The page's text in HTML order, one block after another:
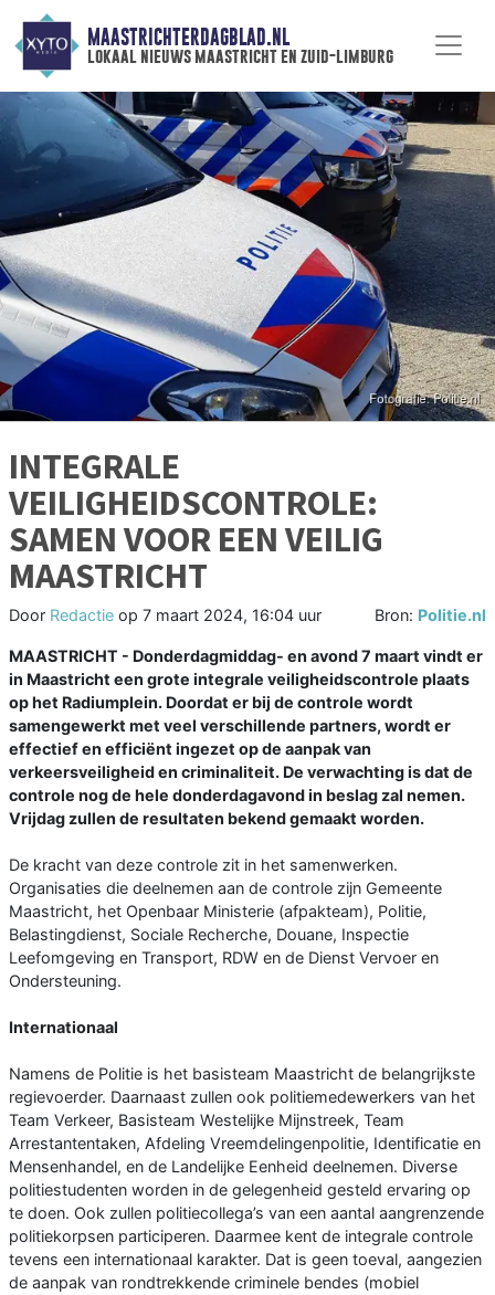
MAASTRICHTERDAGBLAD.NL
lokaal nieuws maastricht en zuid-limburg
INTEGRALE
VEILIGHEIDSCONTROLE:
SAMEN VOOR EEN VEILIG
MAASTRICHT
Door Redactie op 7 maart 2024, 16:04 uur Bron: Politie.nl
MAASTRICHT - Donderdagmiddag- en avond 7 maart vindt er
in Maastricht een grote integrale veiligheidscontrole plaats
op het Radiumplein. Doordat er bij de controle wordt
samengewerkt met veel verschillende partners, wordt er
effectief en efficiënt ingezet op de aanpak van
verkeersveiligheid en criminaliteit. De verwachting is dat de
controle nog de hele donderdagavond in beslag zal nemen.
Vrijdag zullen de resultaten bekend gemaakt worden.
De kracht van deze controle zit in het samenwerken.
Organisaties die deelnemen aan de controle zijn Gemeente
Maastricht, het Openbaar Ministerie (afpakteam), Politie,
Belastingdienst, Sociale Recherche, Douane, Inspectie
Leefomgeving en Transport, RDW en de Dienst Vervoer en
Ondersteuning.
Internationaal
Namens de Politie is het basisteam Maastricht de belangrijkste
regievoerder. Daarnaast zullen ook politiemedewerkers van het
Team Verkeer, Basisteam Westelijke Mijnstreek, Team
Arrestantentaken, Afdeling Vreemdelingenpolitie, Identificatie en
Mensenhandel, en de Landelijke Eenheid deelnemen. Diverse
politiestudenten worden in de gelegenheid gesteld ervaring op
te doen. Ook zullen politiecollega’s van een aantal aangrenzende
politiekorpsen participeren. Daarmee kent de integrale controle
tevens een internationaal karakter. Dat is geen toeval, aangezien
de aanpak van rondtrekkende criminele bendes (mobiel